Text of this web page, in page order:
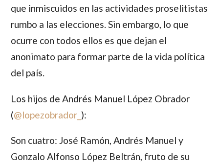
que inmiscuidos en las actividades proselitistas
rumbo a las elecciones. Sin embargo, lo que
ocurre con todos ellos es que dejan el
anonimato para formar parte de la vida política
del país.
Los hijos deAndrés Manuel López Obrador
(@lopezobrador_ ):
Son cuatro: José Ramón,Andrés Manuel y
Gonzalo Alfonso López Beltrán, fruto de su